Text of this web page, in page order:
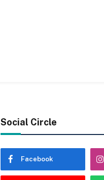
Social Circle
Facebook